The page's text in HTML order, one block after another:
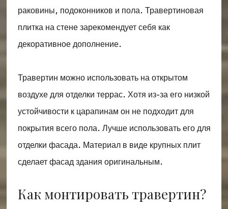
раковины, подоконников и пола. Травертиновая
плитка на стене зарекомендует себя как
декоративное дополнение.
Травертин можно использовать на открытом
воздухе для отделки террас. Хотя из-за его низкой
устойчивости к царапинам он не подходит для
покрытия всего пола. Лучше использовать его для
отделки фасада. Материал в виде крупных плит
сделает фасад здания оригинальным.
Как монтировать травертин?